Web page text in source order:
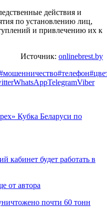
действия и
по установлению лиц,
и привлечению их к
Источник: onlinebrest.by
#телефон
WhatsAppTelegramViber
Кубка Беларуси по
кабинет будет работать в
от автора
почти 60 тонн